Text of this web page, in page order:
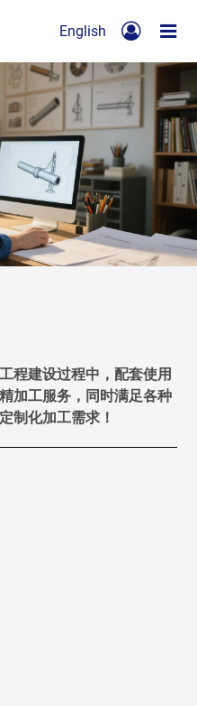
English
程建设过程中，配套使用
加工服务，同时满足各种
制化加工需求！